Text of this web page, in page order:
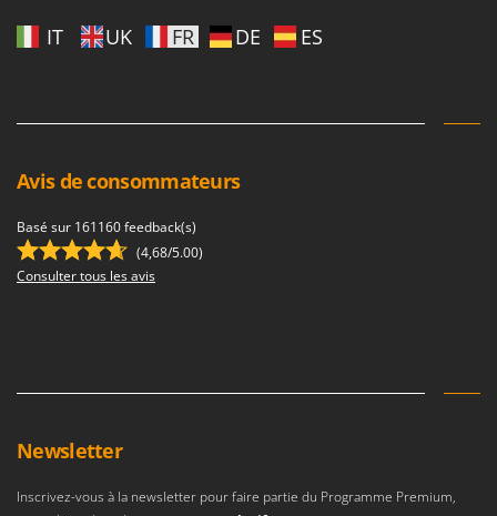
Philips
R
R.G.V.
Reber
Redback
River Systems
Rossofuoco
IT UK FR DE ES
Avis de consommateurs
Basé sur 161160 feedback(s)
(4,68/5.00)
Consulter tous les avis
Newsletter
Inscrivez-vous à la newsletter pour faire partie du Programme Premium,